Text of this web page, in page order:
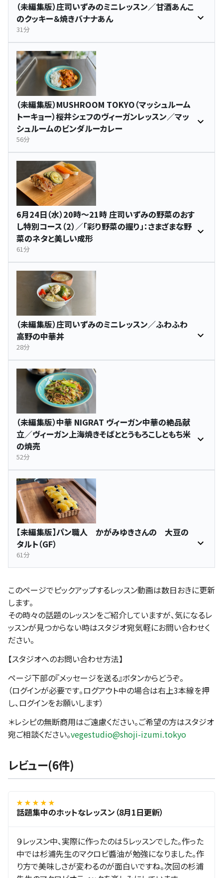
（未編集版）庄司いずみのミニレッスン／甘酒あんこ
のクッキー＆焼きバナナあん
31分
（未編集版）MUSHROOM TOKYO（マッシュルーム
トーキョー）桜井シェフのヴィーガンレッスン／マッ
シュルームのビンダルーカレー
56分
6月24日（水）20時〜21時 庄司いずみの野菜のおす
し特別コース（2）／「彩り野菜の握り」：さまざまな野
菜のネタと美しい成形
61分
（未編集版）庄司いずみのミニレッスン／ふわふわ
高野の中華丼
28分
（未編集版）中華 NIGRAT ヴィーガン中華の絶品献
立／ヴィーガン上海焼きそばととうもろこしともち米
の焼売
52分
【未編集版】パン職人 かがみゆきさんの 大豆の
タルト（GF）
61分
このページでピックアップするレッスン動画は数日おきに更新
します。
その時々の話題のレッスンをご紹介していますが、気になるレ
ッスンが見つからない時はスタジオ宛気軽にお問い合わせく
ださい。
【スタジオへのお問い合わせ方法】
ページ下部の『メッセージを送る』ボタンからどうぞ。
（ログインが必要です。ログアウト中の場合は右上3本線を押
し、ログインをお願いします）
＊レシピの無断商用はご遠慮ください。ご希望の方はスタジオ
宛ご相談ください。vegestudio@shoji-izumi.tokyo
レビュー(6件)
★ ★ ★ ★ ★
話題集中のホットなレッスン（8月1日更新）
９レッスン中、実際に作ったのは５レッスンでした。作った
中では杉浦先生のマクロビ醬油が勉強になりました。作
り方で美味しさが変わるのが面白いですね。次回の杉浦